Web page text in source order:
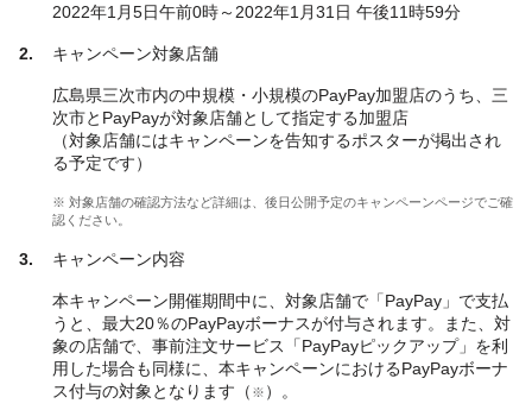
2022年1月5日午前0時～2022年1月31日 午後11時59分
キャンペーン対象店舗
広島県三次市内の中規模・小規模のPayPay加盟店のうち、三
次市とPayPayが対象店舗として指定する加盟店
（対象店舗にはキャンペーンを告知するポスターが掲出され
る予定です）
※ 対象店舗の確認方法など詳細は、後日公開予定のキャンペーンページでご確
認ください。
キャンペーン内容
本キャンペーン開催期間中に、対象店舗で「PayPay」で支払
うと、最大20％のPayPayボーナスが付与されます。また、対
象の店舗で、事前注文サービス「PayPayピックアップ」を利
用した場合も同様に、本キャンペーンにおけるPayPayボーナ
ス付与の対象となります（ ※ ）。